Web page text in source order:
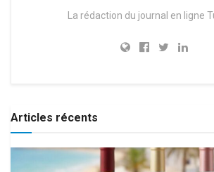
La rédaction du journal en ligne
Articles récents